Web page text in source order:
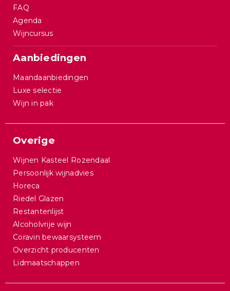
FAQ
Agenda
Wijncursus
Aanbiedingen
Maandaanbiedingen
Luxe selectie
Wijn in pak
Overige
Wijnen Kasteel Rozendaal
Persoonlijk wijnadvies
Horeca
Riedel Glazen
Restantenlijst
Alcoholvrije wijn
Coravin bewaarsysteem
Overzicht producenten
Lidmaatschappen